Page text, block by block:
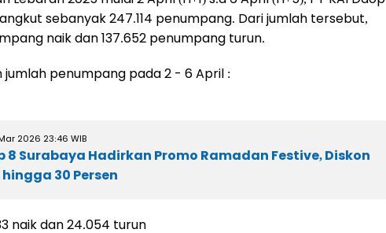
sebanyak 247.114 penumpang. Dari jumlah tersebut,
naik dan 137.652 penumpang turun.
penumpang pada 2 - 6 April :
2026 23:46 WIB
8 Surabaya Hadirkan Promo Ramadan Festive, Diskon
30 Persen
naik dan 24.054 turun